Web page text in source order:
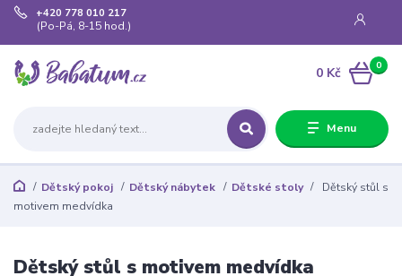
Menu
+420 778 010 217
(Po-Pá, 8-15 hod.)
0
0 Kč
Dětský pokoj Dětský nábytek Dětské stoly
Dětský stůl s
motivem medvídka
Dětský stůl s motivem medvídka